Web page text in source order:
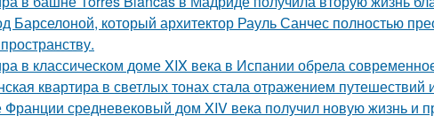
Барселоной, который архитектор Рауль Санчес полностью
в классическом доме XIX века в Испании обрела
квартира в светлых тонах стала отражением путешествий
средневековый дом XIV века получил новую жизнь и